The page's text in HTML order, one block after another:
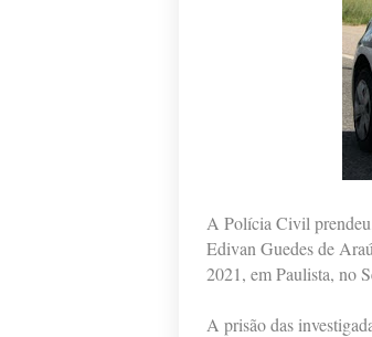
A Polícia Civil
Edivan Guedes de
2021, em Paulista, no
A prisão das